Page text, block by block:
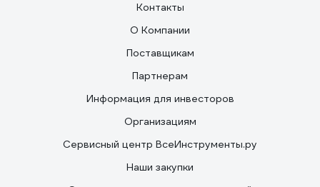
Контакты
О Компании
Поставщикам
Партнерам
Информация для инвесторов
Организациям
Сервисный центр ВсеИнструменты.ру
Наши закупки